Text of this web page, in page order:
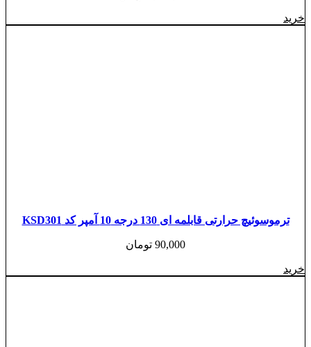
خرید
ترموسوئیچ حرارتی قابلمه ای 130 درجه 10 آمپر کد KSD301
90,000 تومان
خرید